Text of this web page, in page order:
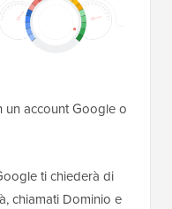
un account Google o
ti chiederà di
chiamati Dominio e